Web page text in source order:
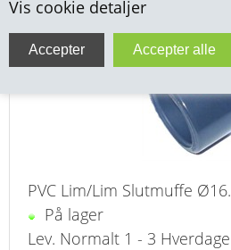
Vis cookie detaljer
TEKNIK & AUTOMATIK
VA FITTINGS & VENTILER
ENTREPENØRARBEJDE- & UDSTYR
BEFÆSTIGELSE
PVC Slutmuffe Ø16 Grå
PVC Lim/Lim Slutmuffe Ø16.
På lager
Lev. Normalt 1 - 3 Hverdage